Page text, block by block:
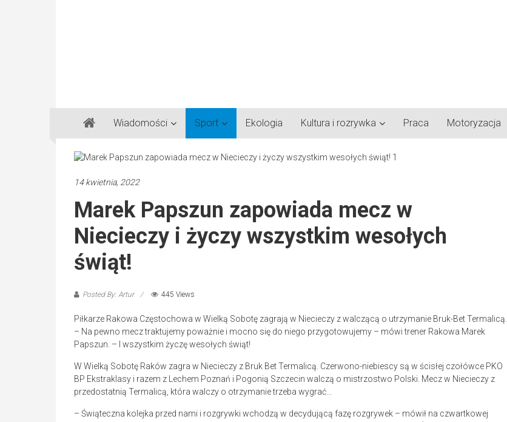
Gazeta
Regionalna
Częstochowa,
Lubliniec,
Wiadomości Sport Ekologia Kultura i rozrywka Praca Motoryzacja
14 kwietnia, 2022
Marek Papszun zapowiada mecz w
Niecieczy i życzy wszystkim wesołych
świąt!
Posted By: Artur 445 Views
Piłkarze Rakowa Częstochowa w Wielką Sobotę zagrają w Niecieczy z walczącą o utrzymanie Bruk-Bet Termalicą.
– Na pewno mecz traktujemy poważnie i mocno się do niego przygotowujemy – mówi trener Rakowa Marek
Papszun. – I wszystkim życzę wesołych świąt!
W Wielką Sobotę Raków zagra w Niecieczy z Bruk Bet Termalicą. Czerwono-niebiescy są w ścisłej czołówce PKO
BP Ekstraklasy i razem z Lechem Poznań i Pogonią Szczecin walczą o mistrzostwo Polski. Mecz w Niecieczy z
przedostatnią Termalicą, która walczy o otrzymanie trzeba wygrać…
– Świąteczna kolejka przed nami i rozgrywki wchodzą w decydującą fazę rozgrywek – mówił na czwartkowej